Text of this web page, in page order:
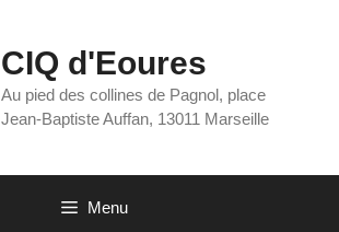
CIQ d'Eoures
Au pied des collines de Pagnol, place
Jean-Baptiste Auffan, 13011 Marseille
Menu